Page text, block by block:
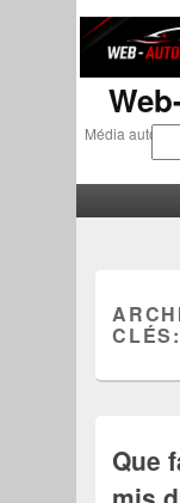
Média
CLÉS:
Que